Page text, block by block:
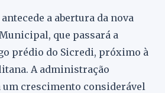
a abertura da nova
que passará a
prédio do Sicredi, próximo à
A administração
crescimento considerável